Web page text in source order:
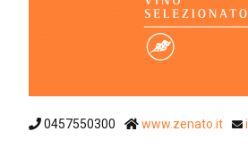
0457550300 www.zenato.it